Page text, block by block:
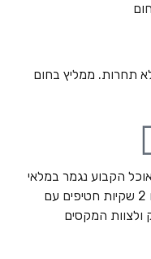
תחרות. ממליץ בחום
הקבוע נגמר במלאי
הציעו אוכל חלופי ודאגו לעדכן וגם הביאו 2 שקיות חטיפים עם
ולצוות המקסים